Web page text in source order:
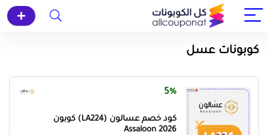
كوبونات عسل
5%
كود خصم عسالون (LA224) كوبون
Assaloon 2026